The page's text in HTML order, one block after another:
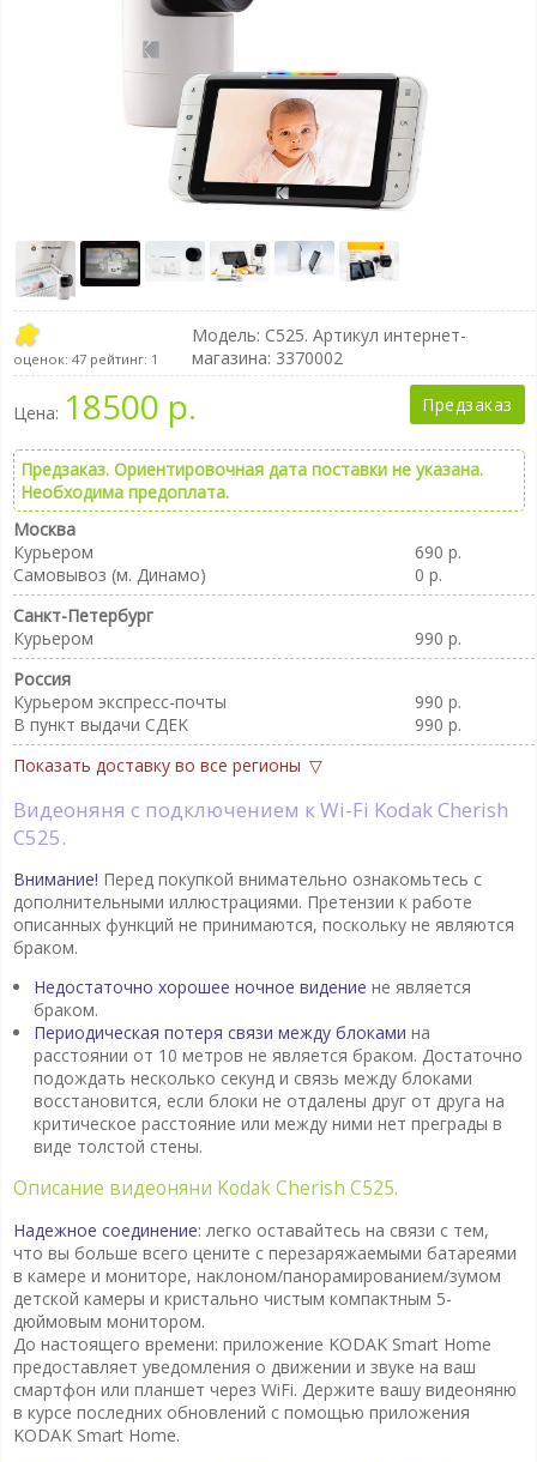
оценок: 47рейтинг: 1
Модель: C525. Артикул интернет-
магазина: 3370002
Цена: 18500 р. Предзаказ
Предзаказ. Ориентировочная дата поставки не указана.
Необходима предоплата.
Москва
Курьером
690 р.
Самовывоз (м. Динамо)
0 р.
Санкт-Петербург
Курьером
990 р.
Россия
Курьером экспресс-почты
990 р.
В пункт выдачи CДEK
990 р.
Показать доставку во все регионы
Видеоняня с подключением к Wi-Fi Kodak Cherish
C525.
Внимание! Перед покупкой внимательно ознакомьтесь с
дополнительными иллюстрациями. Претензии к работе
описанных функций не принимаются, поскольку не являются
браком.
Недостаточно хорошее ночное видение не является
браком.
Периодическая потеря связи между блоками на
расстоянии от 10 метров не является браком. Достаточно
подождать несколько секунд и связь между блоками
восстановится, если блоки не отдалены друг от друга на
критическое расстояние или между ними нет преграды в
виде толстой стены.
Описание видеоняни Kodak Cherish C525.
Надежное соединение: легко оставайтесь на связи с тем,
что вы больше всего цените с перезаряжаемыми батареями
в камере и мониторе, наклоном/панорамированием/зумом
детской камеры и кристально чистым компактным 5-
дюймовым монитором.
До настоящего времени: приложение KODAK Smart Home
предоставляет уведомления о движении и звуке на ваш
смартфон или планшет через WiFi. Держите вашу видеоняню
в курсе последних обновлений с помощью приложения
KODAK Smart Home.